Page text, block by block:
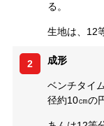
る。
生地は、12
2 成形
ベンチタイ
径約10㎝の